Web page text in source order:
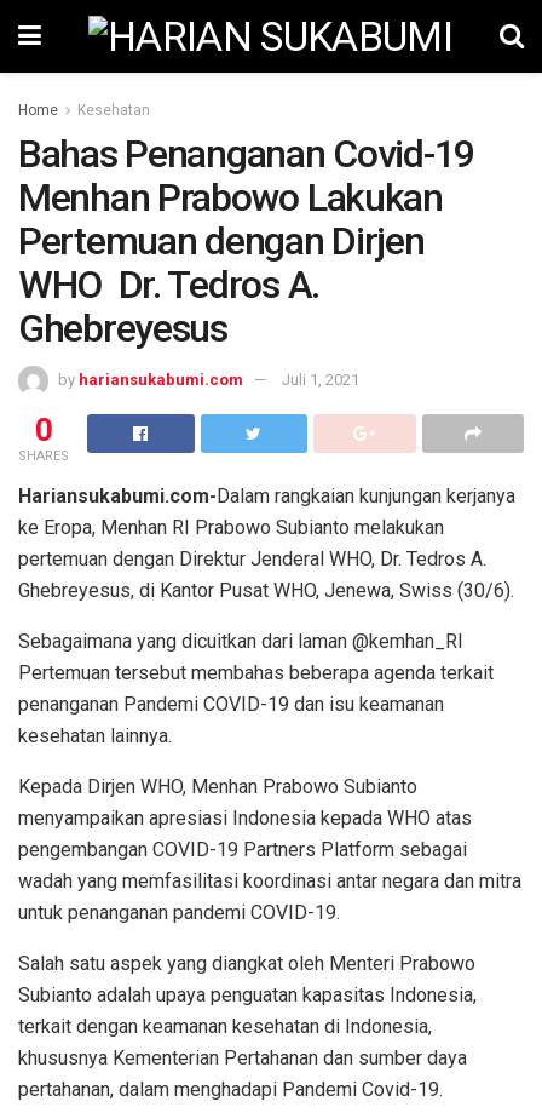
Home Kesehatan
Bahas Penanganan Covid-19
Menhan Prabowo Lakukan
Pertemuan dengan Dirjen
WHO Dr. Tedros A.
Ghebreyesus
by hariansukabumi.com Juli 1, 2021
0
SHARES
Hariansukabumi.com-Dalam rangkaian kunjungan kerjanya
ke Eropa, Menhan RI Prabowo Subianto melakukan
pertemuan dengan Direktur Jenderal WHO, Dr. Tedros A.
Ghebreyesus, di Kantor Pusat WHO, Jenewa, Swiss (30/6).
Sebagaimana yang dicuitkan dari laman @kemhan_RI
Pertemuan tersebut membahas beberapa agenda terkait
penanganan Pandemi COVID-19 dan isu keamanan
kesehatan lainnya.
Kepada Dirjen WHO, Menhan Prabowo Subianto
menyampaikan apresiasi Indonesia kepada WHO atas
pengembangan COVID-19 Partners Platform sebagai
wadah yang memfasilitasi koordinasi antar negara dan mitra
untuk penanganan pandemi COVID-19.
Salah satu aspek yang diangkat oleh Menteri Prabowo
Subianto adalah upaya penguatan kapasitas Indonesia,
terkait dengan keamanan kesehatan di Indonesia,
khususnya Kementerian Pertahanan dan sumber daya
pertahanan, dalam menghadapi Pandemi Covid-19.